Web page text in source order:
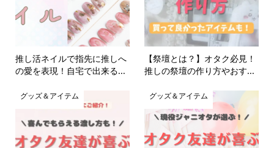
推し活ネイルで指先に推しへ
の愛を表現！自宅で出来る...
【祭壇とは？】オタク必見！
推しの祭壇の作り方やおす...
グッズ＆アイテム グッズ＆アイテム